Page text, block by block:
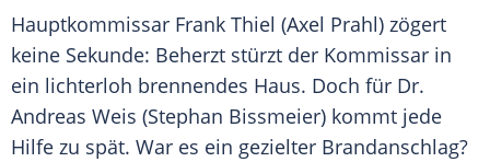
Hauptkommissar Frank Thiel (Axel Prahl) zögert
keine Sekunde: Beherzt stürzt der Kommissar in
ein lichterloh brennendes Haus. Doch für Dr.
Andreas Weis (Stephan Bissmeier) kommt jede
Hilfe zu spät. War es ein gezielter Brandanschlag?